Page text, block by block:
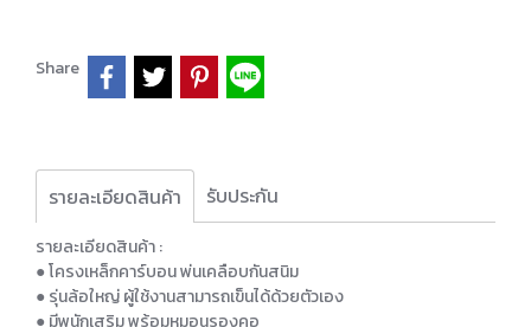
Share
รายละเอียดสินค้า รับประกัน
รายละเอียดสินค้า :
● โครงเหล็กคาร์บอน พ่นเคลือบกันสนิม
● รุ่นล้อใหญ่ ผู้ใช้งานสามารถเข็นได้ด้วยตัวเอง
● มีพนักเสริม พร้อมหมอนรองคอ